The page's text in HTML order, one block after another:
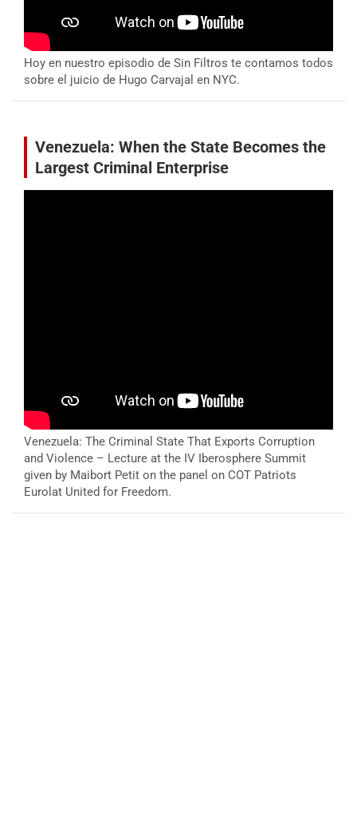
Hoy en nuestro episodio de Sin Filtros te contamos todos
sobre el juicio de Hugo Carvajal en NYC.
Venezuela: When the State Becomes the
Largest Criminal Enterprise
Venezuela: The Criminal State That Exports Corruption
and Violence – Lecture at the IV Iberosphere Summit
given by Maibort Petit on the panel on COT Patriots
Eurolat United for Freedom.